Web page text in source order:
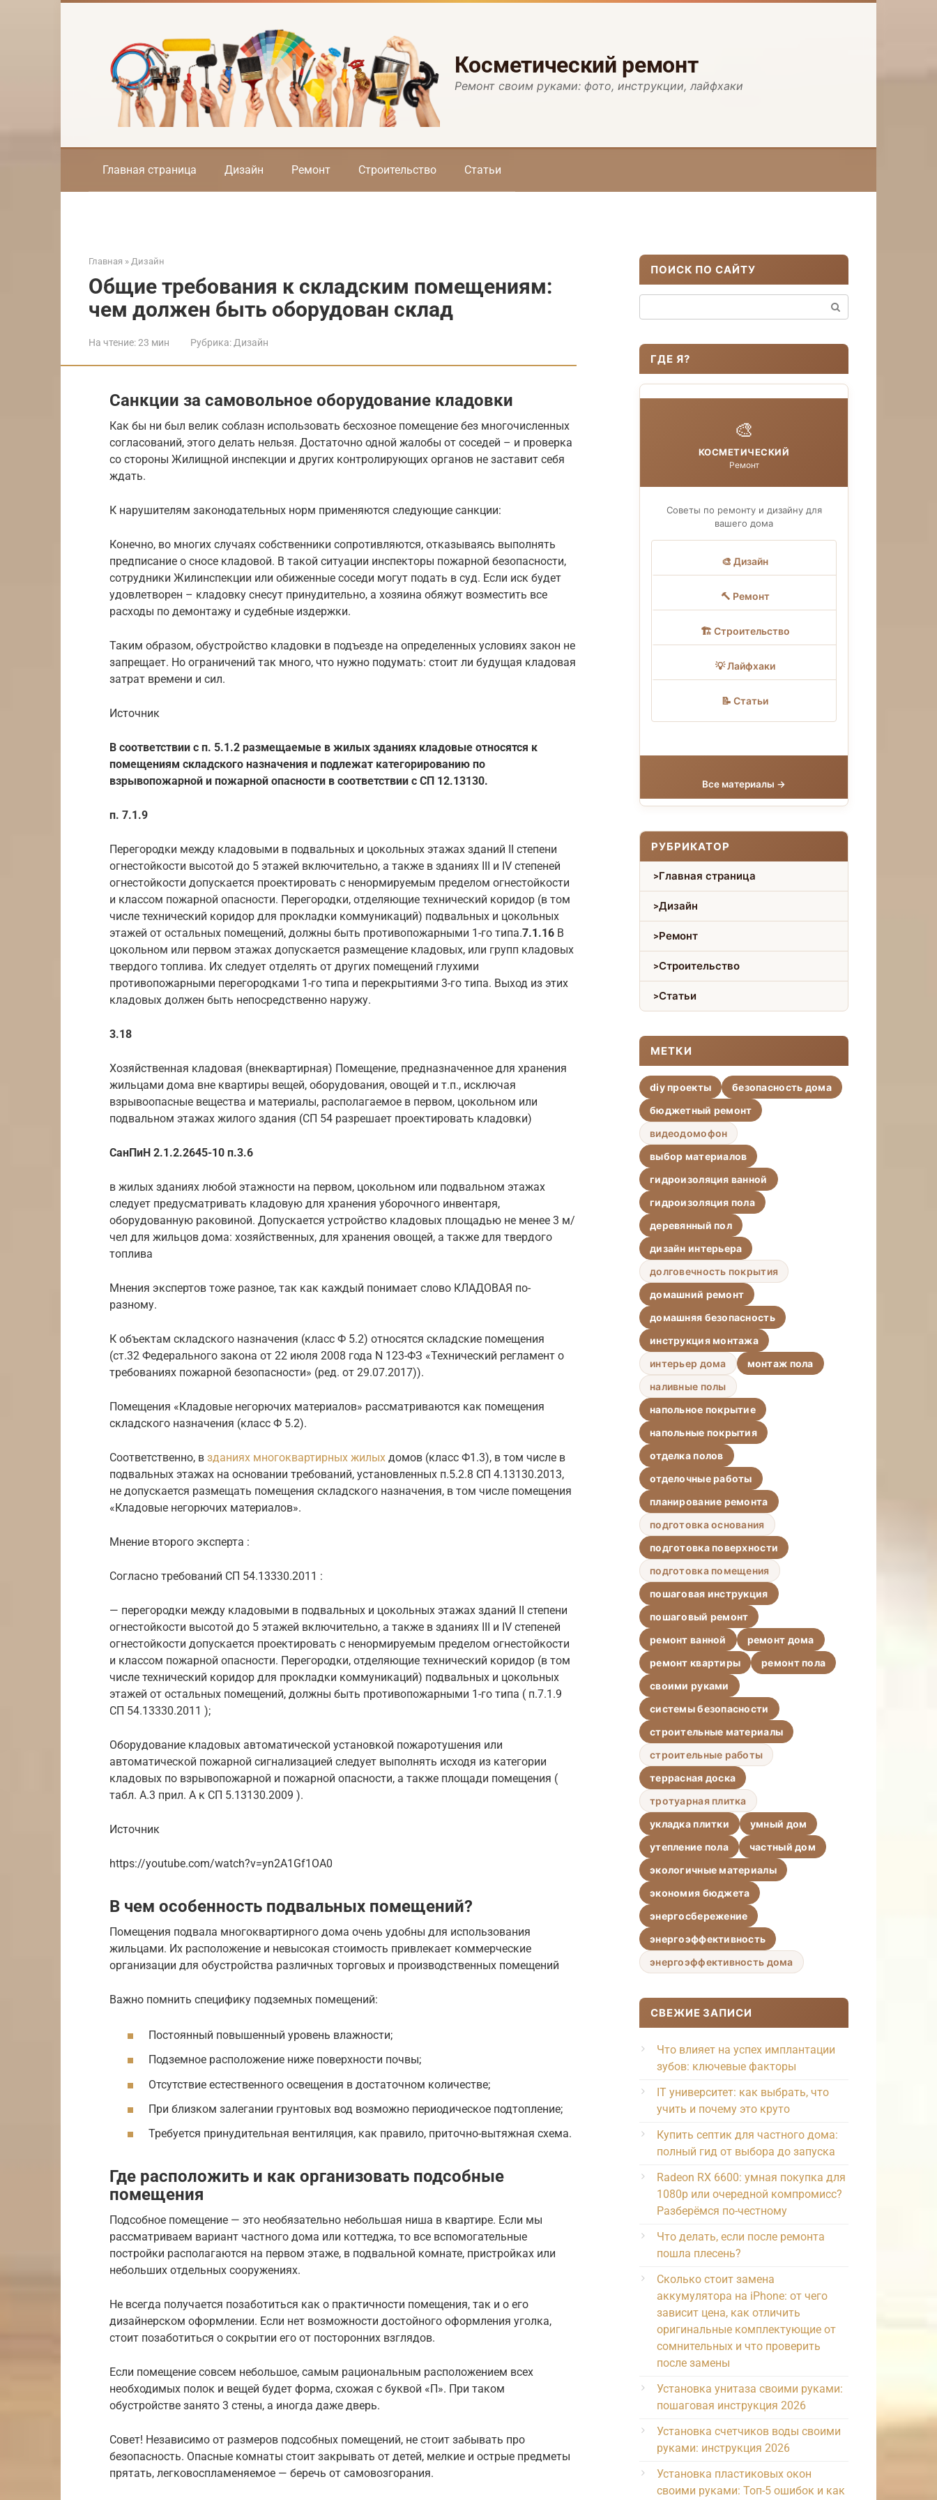
Косметический ремонт
Ремонт своим руками: фото, инструкции, лайфхаки
Главная страница Дизайн Ремонт Строительство Статьи
Главная » Дизайн
Общие требования к складским помещениям:
чем должен быть оборудован склад
На чтение:23 мин Рубрика: Дизайн
Санкции за самовольное оборудование кладовки
Как бы ни был велик соблазн использовать бесхозное помещение без многочисленных
согласований, этого делать нельзя. Достаточно одной жалобы от соседей – и проверка
со стороны Жилищной инспекции и других контролирующих органов не заставит себя
ждать.
К нарушителям законодательных норм применяются следующие санкции:
Конечно, во многих случаях собственники сопротивляются, отказываясь выполнять
предписание о сносе кладовой. В такой ситуации инспекторы пожарной безопасности,
сотрудники Жилинспекции или обиженные соседи могут подать в суд. Если иск будет
удовлетворен – кладовку снесут принудительно, а хозяина обяжут возместить все
расходы по демонтажу и судебные издержки.
Таким образом, обустройство кладовки в подъезде на определенных условиях закон не
запрещает. Но ограничений так много, что нужно подумать: стоит ли будущая кладовая
затрат времени и сил.
Источник
В соответствии с п. 5.1.2 размещаемые в жилых зданиях кладовые относятся к
помещениям складского назначения и подлежат категорированию по
взрывопожарной и пожарной опасности в соответствии с СП 12.13130.
п. 7.1.9
Перегородки между кладовыми в подвальных и цокольных этажах зданий II степени
огнестойкости высотой до 5 этажей включительно, а также в зданиях III и IV степеней
огнестойкости допускается проектировать с ненормируемым пределом огнестойкости
и классом пожарной опасности. Перегородки, отделяющие технический коридор (в том
числе технический коридор для прокладки коммуникаций) подвальных и цокольных
этажей от остальных помещений, должны быть противопожарными 1-го типа.7.1.16 В
цокольном или первом этажах допускается размещение кладовых, или групп кладовых
твердого топлива. Их следует отделять от других помещений глухими
противопожарными перегородками 1-го типа и перекрытиями 3-го типа. Выход из этих
кладовых должен быть непосредственно наружу.
3.18
Хозяйственная кладовая (внеквартирная) Помещение, предназначенное для хранения
жильцами дома вне квартиры вещей, оборудования, овощей и т.п., исключая
взрывоопасные вещества и материалы, располагаемое в первом, цокольном или
подвальном этажах жилого здания (СП 54 разрешает проектировать кладовки)
СанПиН 2.1.2.2645-10 п.3.6
в жилых зданиях любой этажности на первом, цокольном или подвальном этажах
следует предусматривать кладовую для хранения уборочного инвентаря,
оборудованную раковиной. Допускается устройство кладовых площадью не менее 3 м/
чел для жильцов дома: хозяйственных, для хранения овощей, а также для твердого
топлива
Мнения экспертов тоже разное, так как каждый понимает слово КЛАДОВАЯ по-
разному.
К объектам складского назначения (класс Ф 5.2) относятся складские помещения
(ст.32 Федерального закона от 22 июля 2008 года N 123-ФЗ «Технический регламент о
требованиях пожарной безопасности» (ред. от 29.07.2017)).
Помещения «Кладовые негорючих материалов» рассматриваются как помещения
складского назначения (класс Ф 5.2).
Соответственно, в зданиях многоквартирных жилых домов (класс Ф1.3), в том числе в
подвальных этажах на основании требований, установленных п.5.2.8 СП 4.13130.2013,
не допускается размещать помещения складского назначения, в том числе помещения
«Кладовые негорючих материалов».
Мнение второго эксперта :
Согласно требований СП 54.13330.2011 :
— перегородки между кладовыми в подвальных и цокольных этажах зданий II степени
огнестойкости высотой до 5 этажей включительно, а также в зданиях III и IV степеней
огнестойкости допускается проектировать с ненормируемым пределом огнестойкости
и классом пожарной опасности. Перегородки, отделяющие технический коридор (в том
числе технический коридор для прокладки коммуникаций) подвальных и цокольных
этажей от остальных помещений, должны быть противопожарными 1-го типа ( п.7.1.9
СП 54.13330.2011 );
Оборудование кладовых автоматической установкой пожаротушения или
автоматической пожарной сигнализацией следует выполнять исходя из категории
кладовых по взрывопожарной и пожарной опасности, а также площади помещения (
табл. А.3 прил. А к СП 5.13130.2009 ).
Источник
https://youtube.com/watch?v=yn2A1Gf1OA0
В чем особенность подвальных помещений?
Помещения подвала многоквартирного дома очень удобны для использования
жильцами. Их расположение и невысокая стоимость привлекает коммерческие
организации для обустройства различных торговых и производственных помещений
Важно помнить специфику подземных помещений:
Постоянный повышенный уровень влажности;
Подземное расположение ниже поверхности почвы;
Отсутствие естественного освещения в достаточном количестве;
При близком залегании грунтовых вод возможно периодическое подтопление;
Требуется принудительная вентиляция, как правило, приточно-вытяжная схема.
Где расположить и как организовать подсобные
помещения
Подсобное помещение — это необязательно небольшая ниша в квартире. Если мы
рассматриваем вариант частного дома или коттеджа, то все вспомогательные
постройки располагаются на первом этаже, в подвальной комнате, пристройках или
небольших отдельных сооружениях.
Не всегда получается позаботиться как о практичности помещения, так и о его
дизайнерском оформлении. Если нет возможности достойного оформления уголка,
стоит позаботиться о сокрытии его от посторонних взглядов.
Если помещение совсем небольшое, самым рациональным расположением всех
необходимых полок и вещей будет форма, схожая с буквой «П». При таком
обустройстве занято 3 стены, а иногда даже дверь.
Совет! Независимо от размеров подсобных помещений, не стоит забывать про
безопасность. Опасные комнаты стоит закрывать от детей, мелкие и острые предметы
прятать, легковоспламеняемое — беречь от самовозгорания.
ПОИСК ПО САЙТУ
ГДЕ Я?
🎨
КОСМЕТИЧЕСКИЙ
Ремонт
Советы по ремонту и дизайну для
вашего дома
🎨 Дизайн
🔨 Ремонт
🏗 Строительство
💡 Лайфхаки
📝 Статьи
Все материалы →
РУБРИКАТОР
Главная страница
Дизайн
Ремонт
Строительство
Статьи
МЕТКИ
diy проекты
безопасность дома
бюджетный ремонт
видеодомофон
выбор материалов
гидроизоляция ванной
гидроизоляция пола
деревянный пол
дизайн интерьера
долговечность покрытия
домашний ремонт
домашняя безопасность
инструкция монтажа
интерьер дома
монтаж пола
наливные полы
напольное покрытие
напольные покрытия
отделка полов
отделочные работы
планирование ремонта
подготовка основания
подготовка поверхности
подготовка помещения
пошаговая инструкция
пошаговый ремонт
ремонт ванной
ремонт дома
ремонт квартиры
ремонт пола
своими руками
системы безопасности
строительные материалы
строительные работы
террасная доска
тротуарная плитка
укладка плитки
умный дом
утепление пола
частный дом
экологичные материалы
экономия бюджета
энергосбережение
энергоэффективность
энергоэффективность дома
СВЕЖИЕ ЗАПИСИ
Что влияет на успех имплантации
зубов: ключевые факторы
IT университет: как выбрать, что
учить и почему это круто
Купить септик для частного дома:
полный гид от выбора до запуска
Radeon RX 6600: умная покупка для
1080p или очередной компромисс?
Разберёмся по-честному
Что делать, если после ремонта
пошла плесень?
Сколько стоит замена
аккумулятора на iPhone: от чего
зависит цена, как отличить
оригинальные комплектующие от
сомнительных и что проверить
после замены
Установка унитаза своими руками:
пошаговая инструкция 2026
Установка счетчиков воды своими
руками: инструкция 2026
Установка пластиковых окон
своими руками: Топ-5 ошибок и как